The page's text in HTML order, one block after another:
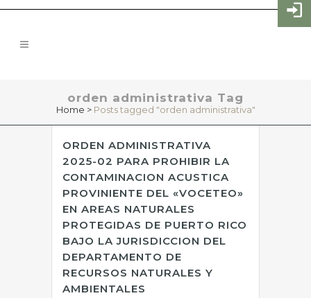
orden administrativa Tag
Home > Posts tagged "orden administrativa"
ORDEN ADMINISTRATIVA
2025-02 PARA PROHIBIR LA
CONTAMINACION ACUSTICA
PROVINIENTE DEL «VOCETEO»
EN AREAS NATURALES
PROTEGIDAS DE PUERTO RICO
BAJO LA JURISDICCION DEL
DEPARTAMENTO DE
RECURSOS NATURALES Y
AMBIENTALES